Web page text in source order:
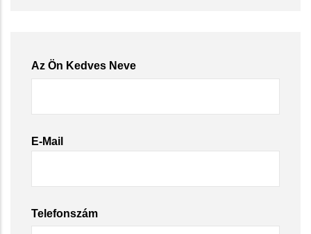
Az Ön Kedves Neve
E-Mail
Telefonszám